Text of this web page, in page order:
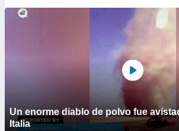
Un enorme diablo de polvo fue
Italia